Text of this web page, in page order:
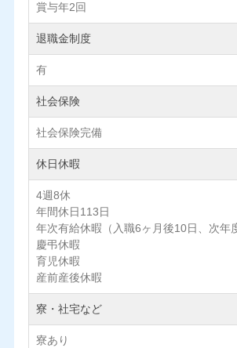
賞与年2回
退職金制度
有
社会保険
社会保険完備
休日休暇
4週8休
年間休日113日
年次有給休暇（入職6ヶ月後10日、次年
慶弔休暇
育児休暇
産前産後休暇
寮・社宅など
寮あり